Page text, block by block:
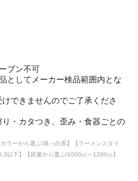
ブン不可
としてメーカー検品範囲内とな
できませんのでご了承くださ
り・カタつき、歪み・食器ごとの
ラーから選ぶ/真っ白系】【ラーメンスタイ
以下】【容量から選ぶ/1000cc～1200cc】